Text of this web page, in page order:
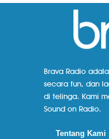
Brava Radio
secara fun, dan
di telinga. Kami
Sound on Radio.
Tentang Kami